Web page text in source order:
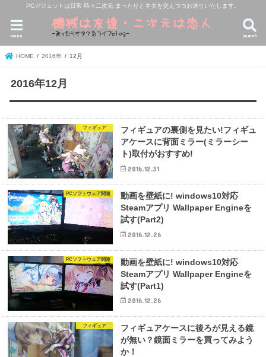
PCガジェットは日常 時々二次元 まったりとネタを交えつつお送りいたします。
search
menu
HOME 2016年 12月
2016年12月
フィギュア
フィギュアの裏側を見たい!フィギュ
アケースに背面ミラー(ミラーシー
ト)取付がおすすめ!
2016.12.31
PCソフトウェア関連
動画を壁紙に! windows10対応
Steamアプリ Wallpaper Engineを
試す(Part2)
2016.12.26
PCソフトウェア関連
動画を壁紙に! windows10対応
Steamアプリ Wallpaper Engineを
試す(Part1)
2016.12.26
フィギュア
フィギュアケースに後ろが見える鏡
が無い？鏡面ミラーを買ってみよう
か！